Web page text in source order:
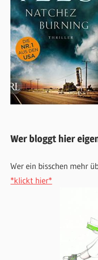
Wer bloggt hier
Wer ein bisschen mehr
*klickt hier*